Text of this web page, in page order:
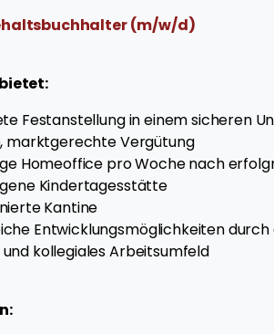
(m/w/d)
Festanstellung in einem sicheren
marktgerechte Vergütung
Homeoffice pro Woche nach
Kindertagesstätte
Kantine
Entwicklungsmöglichkeiten
kollegiales Arbeitsumfeld